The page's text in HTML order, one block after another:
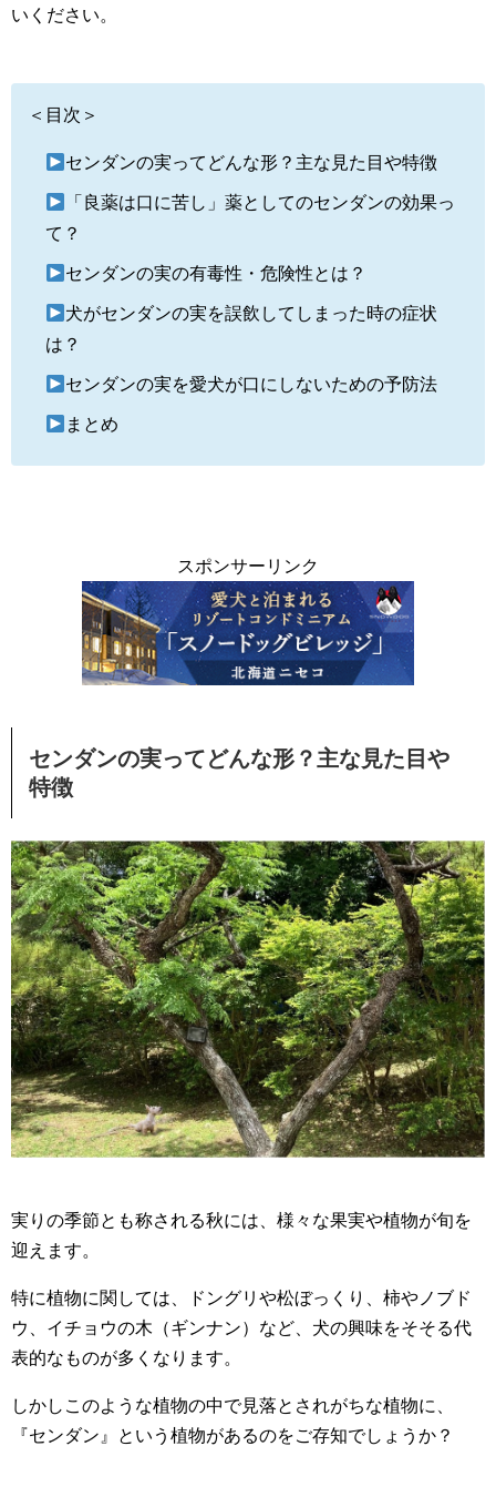
いください。
＜目次＞
センダンの実ってどんな形？主な見た目や特徴
「良薬は口に苦し」薬としてのセンダンの効果っ
て？
センダンの実の有毒性・危険性とは？
犬がセンダンの実を誤飲してしまった時の症状
は？
センダンの実を愛犬が口にしないための予防法
まとめ
スポンサーリンク
センダンの実ってどんな形？主な見た目や
特徴
実りの季節とも称される秋には、様々な果実や植物が旬を
迎えます。
特に植物に関しては、ドングリや松ぼっくり、柿やノブド
ウ、イチョウの木（ギンナン）など、犬の興味をそそる代
表的なものが多くなります。
しかしこのような植物の中で見落とされがちな植物に、
『センダン』という植物があるのをご存知でしょうか？